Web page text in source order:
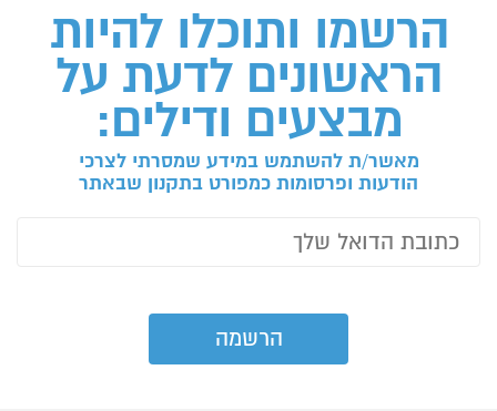
הרשמו ותוכלו להיות
הראשונים לדעת על
מבצעים ודילים:
מאשר/ת להשתמש במידע שמסרתי לצרכי
הודעות ופרסומות כמפורט בתקנון שבאתר